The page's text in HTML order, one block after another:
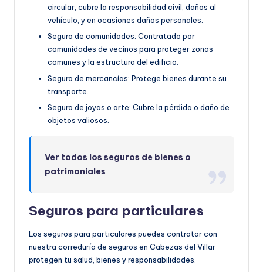
circular, cubre la responsabilidad civil, daños al
vehículo, y en ocasiones daños personales.
Seguro de comunidades: Contratado por
comunidades de vecinos para proteger zonas
comunes y la estructura del edificio.
Seguro de mercancías: Protege bienes durante su
transporte.
Seguro de joyas o arte: Cubre la pérdida o daño de
objetos valiosos.
Ver todos los seguros de bienes o
patrimoniales
Seguros para particulares
Los seguros para particulares puedes contratar con
nuestra correduría de seguros en Cabezas del Villar
protegen tu salud, bienes y responsabilidades.